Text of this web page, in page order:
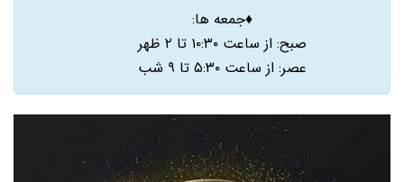
♦️جمعه ها:
صبح: از ساعت ۱۰:۳۰ تا ۲ ظهر
عصر: از ساعت ۵:۳۰ تا ۹ شب